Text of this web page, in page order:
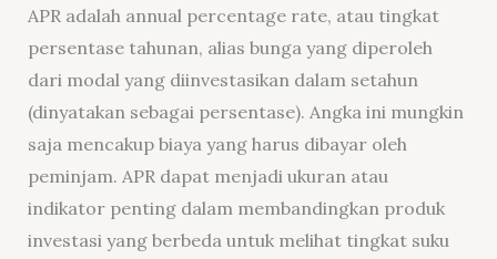
APR adalah annual percentage rate, atau tingkat
persentase tahunan, alias bunga yang diperoleh
dari modal yang diinvestasikan dalam setahun
(dinyatakan sebagai persentase). Angka ini mungkin
saja mencakup biaya yang harus dibayar oleh
peminjam. APR dapat menjadi ukuran atau
indikator penting dalam membandingkan produk
investasi yang berbeda untuk melihat tingkat suku